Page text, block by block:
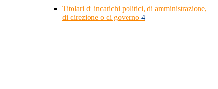
Titolari di incarichi politici, di amministrazione,
di direzione o di governo 4